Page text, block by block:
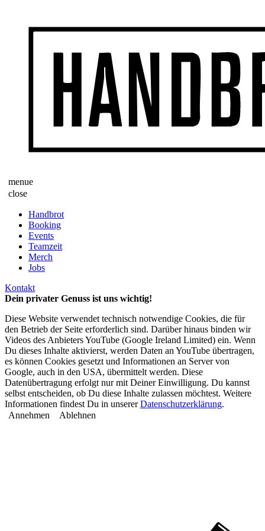
menue
close
Handbrot
Booking
Events
Teamzeit
Merch
Jobs
Kontakt
Dein privater Genuss ist uns wichtig!
Diese Website verwendet technisch notwendige Cookies, die für
den Betrieb der Seite erforderlich sind. Darüber hinaus binden wir
Videos des Anbieters YouTube (Google Ireland Limited) ein. Wenn
Du dieses Inhalte aktivierst, werden Daten an YouTube übertragen,
es können Cookies gesetzt und Informationen an Server von
Google, auch in den USA, übermittelt werden. Diese
Datenübertragung erfolgt nur mit Deiner Einwilligung. Du kannst
selbst entscheiden, ob Du diese Inhalte zulassen möchtest. Weitere
Informationen findest Du in unsererDatenschutzerklärung.
Annehmen
Ablehnen